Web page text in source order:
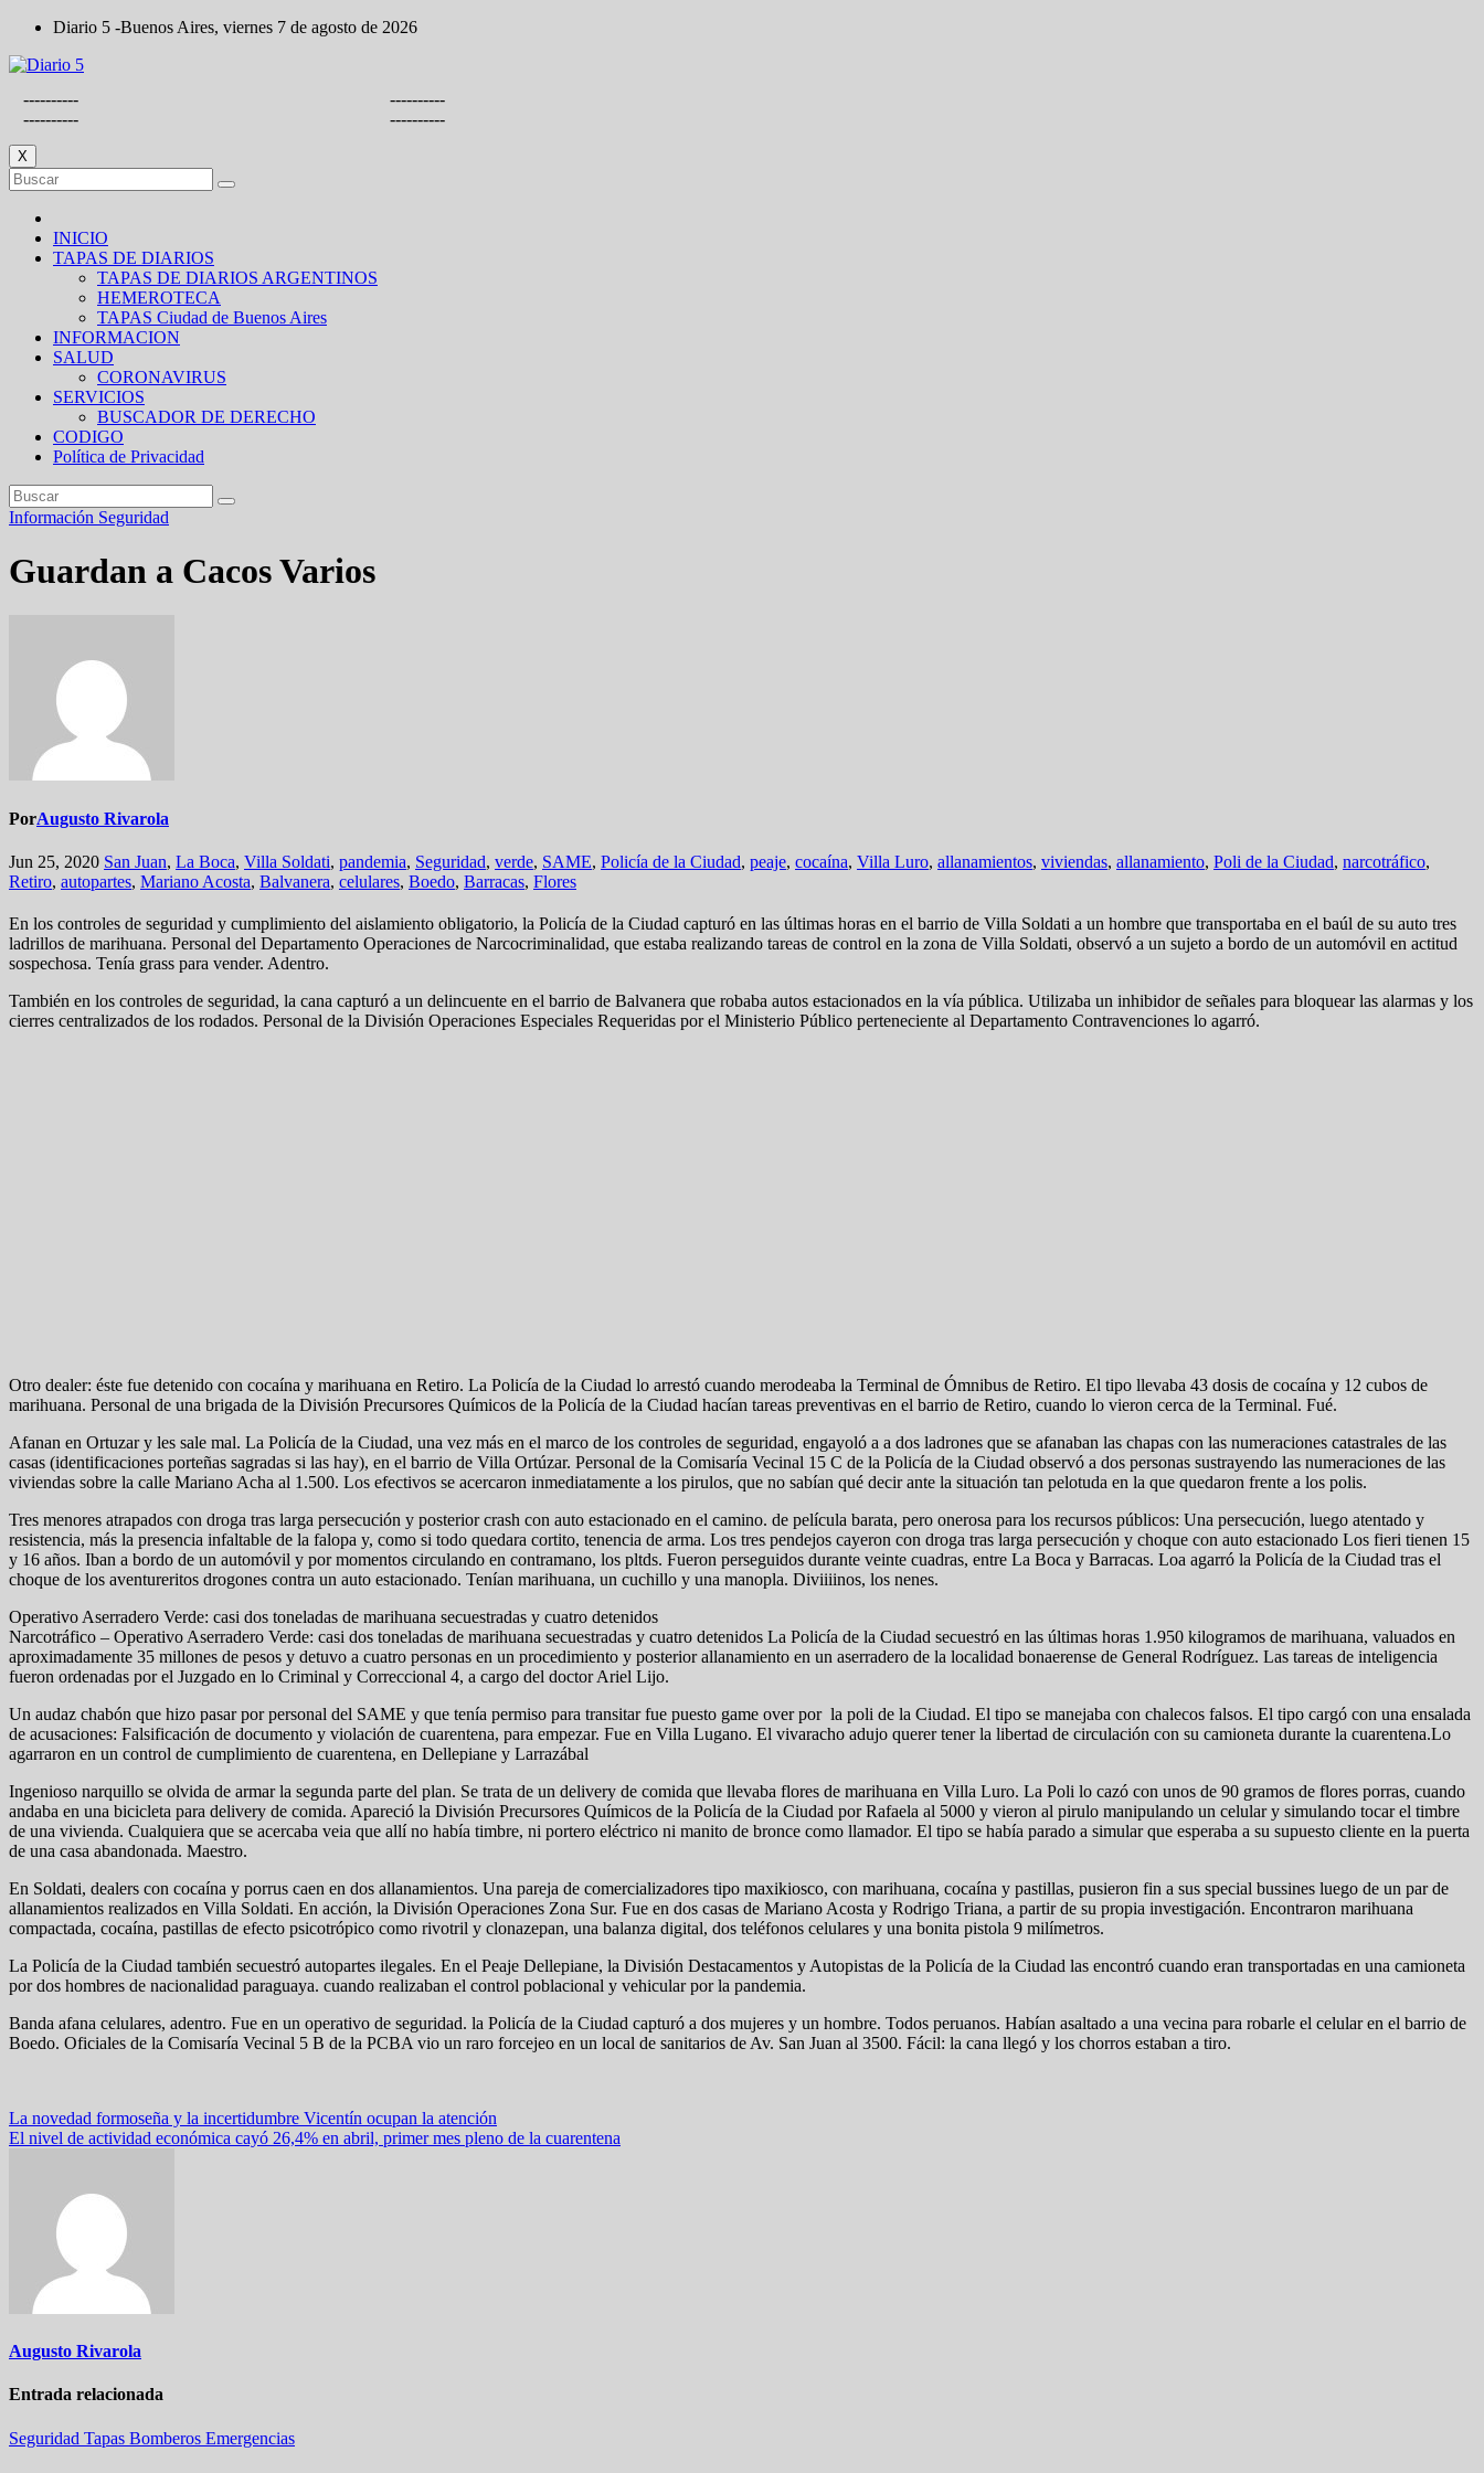
Saltar
contenido
Diario 5 -Buenos Aires, viernes 7 de agosto de 2026
----------
----------
----------
----------
X
INICIO
TAPAS DE DIARIOS
TAPAS DE DIARIOS ARGENTINOS
HEMEROTECA
TAPAS Ciudad de Buenos Aires
INFORMACION
SALUD
CORONAVIRUS
SERVICIOS
BUSCADOR DE DERECHO
CODIGO
Política de Privacidad
Información Seguridad
Guardan a Cacos Varios
PorAugusto Rivarola
Jun 25, 2020 San Juan, La Boca, Villa Soldati, pandemia, Seguridad, verde, SAME, Policía de la Ciudad, peaje, cocaína, Villa Luro, allanamientos, viviendas, allanamiento, Poli de la Ciudad, narcotráfico,
Retiro, autopartes, Mariano Acosta, Balvanera, celulares, Boedo, Barracas, Flores
En los controles de seguridad y cumplimiento del aislamiento obligatorio, la Policía de la Ciudad capturó en las últimas horas en el barrio de Villa Soldati a un hombre que transportaba en el baúl de su auto tres
ladrillos de marihuana. Personal del Departamento Operaciones de Narcocriminalidad, que estaba realizando tareas de control en la zona de Villa Soldati, observó a un sujeto a bordo de un automóvil en actitud
sospechosa. Tenía grass para vender. Adentro.
También en los controles de seguridad, la cana capturó a un delincuente en el barrio de Balvanera que robaba autos estacionados en la vía pública. Utilizaba un inhibidor de señales para bloquear las alarmas y los
cierres centralizados de los rodados. Personal de la División Operaciones Especiales Requeridas por el Ministerio Público perteneciente al Departamento Contravenciones lo agarró.
Otro dealer: éste fue detenido con cocaína y marihuana en Retiro. La Policía de la Ciudad lo arrestó cuando merodeaba la Terminal de Ómnibus de Retiro. El tipo llevaba 43 dosis de cocaína y 12 cubos de
marihuana. Personal de una brigada de la División Precursores Químicos de la Policía de la Ciudad hacían tareas preventivas en el barrio de Retiro, cuando lo vieron cerca de la Terminal. Fué.
Afanan en Ortuzar y les sale mal. La Policía de la Ciudad, una vez más en el marco de los controles de seguridad, engayoló a a dos ladrones que se afanaban las chapas con las numeraciones catastrales de las
casas (identificaciones porteñas sagradas si las hay), en el barrio de Villa Ortúzar. Personal de la Comisaría Vecinal 15 C de la Policía de la Ciudad observó a dos personas sustrayendo las numeraciones de las
viviendas sobre la calle Mariano Acha al 1.500. Los efectivos se acercaron inmediatamente a los pirulos, que no sabían qué decir ante la situación tan pelotuda en la que quedaron frente a los polis.
Tres menores atrapados con droga tras larga persecución y posterior crash con auto estacionado en el camino. de película barata, pero onerosa para los recursos públicos: Una persecución, luego atentado y
resistencia, más la presencia infaltable de la falopa y, como si todo quedara cortito, tenencia de arma. Los tres pendejos cayeron con droga tras larga persecución y choque con auto estacionado Los fieri tienen 15
y 16 años. Iban a bordo de un automóvil y por momentos circulando en contramano, los pltds. Fueron perseguidos durante veinte cuadras, entre La Boca y Barracas. Loa agarró la Policía de la Ciudad tras el
choque de los aventureritos drogones contra un auto estacionado. Tenían marihuana, un cuchillo y una manopla. Diviiiinos, los nenes.
Operativo Aserradero Verde: casi dos toneladas de marihuana secuestradas y cuatro detenidos
Narcotráfico – Operativo Aserradero Verde: casi dos toneladas de marihuana secuestradas y cuatro detenidos La Policía de la Ciudad secuestró en las últimas horas 1.950 kilogramos de marihuana, valuados en
aproximadamente 35 millones de pesos y detuvo a cuatro personas en un procedimiento y posterior allanamiento en un aserradero de la localidad bonaerense de General Rodríguez. Las tareas de inteligencia
fueron ordenadas por el Juzgado en lo Criminal y Correccional 4, a cargo del doctor Ariel Lijo.
Un audaz chabón que hizo pasar por personal del SAME y que tenía permiso para transitar fue puesto game over por la poli de la Ciudad. El tipo se manejaba con chalecos falsos. El tipo cargó con una ensalada
de acusaciones: Falsificación de documento y violación de cuarentena, para empezar. Fue en Villa Lugano. El vivaracho adujo querer tener la libertad de circulación con su camioneta durante la cuarentena.Lo
agarraron en un control de cumplimiento de cuarentena, en Dellepiane y Larrazábal
Ingenioso narquillo se olvida de armar la segunda parte del plan. Se trata de un delivery de comida que llevaba flores de marihuana en Villa Luro. La Poli lo cazó con unos de 90 gramos de flores porras, cuando
andaba en una bicicleta para delivery de comida. Apareció la División Precursores Químicos de la Policía de la Ciudad por Rafaela al 5000 y vieron al pirulo manipulando un celular y simulando tocar el timbre
de una vivienda. Cualquiera que se acercaba veia que allí no había timbre, ni portero eléctrico ni manito de bronce como llamador. El tipo se había parado a simular que esperaba a su supuesto cliente en la puerta
de una casa abandonada. Maestro.
En Soldati, dealers con cocaína y porrus caen en dos allanamientos. Una pareja de comercializadores tipo maxikiosco, con marihuana, cocaína y pastillas, pusieron fin a sus special bussines luego de un par de
allanamientos realizados en Villa Soldati. En acción, la División Operaciones Zona Sur. Fue en dos casas de Mariano Acosta y Rodrigo Triana, a partir de su propia investigación. Encontraron marihuana
compactada, cocaína, pastillas de efecto psicotrópico como rivotril y clonazepan, una balanza digital, dos teléfonos celulares y una bonita pistola 9 milímetros.
La Policía de la Ciudad también secuestró autopartes ilegales. En el Peaje Dellepiane, la División Destacamentos y Autopistas de la Policía de la Ciudad las encontró cuando eran transportadas en una camioneta
por dos hombres de nacionalidad paraguaya. cuando realizaban el control poblacional y vehicular por la pandemia.
Banda afana celulares, adentro. Fue en un operativo de seguridad. la Policía de la Ciudad capturó a dos mujeres y un hombre. Todos peruanos. Habían asaltado a una vecina para robarle el celular en el barrio de
Boedo. Oficiales de la Comisaría Vecinal 5 B de la PCBA vio un raro forcejeo en un local de sanitarios de Av. San Juan al 3500. Fácil: la cana llegó y los chorros estaban a tiro.
Navegación
de
La novedad formoseña y la incertidumbre Vicentín ocupan la atención
El nivel de actividad económica cayó 26,4% en abril, primer mes pleno de la cuarentena
Augusto Rivarola
Entrada relacionada
Seguridad Tapas Bomberos Emergencias